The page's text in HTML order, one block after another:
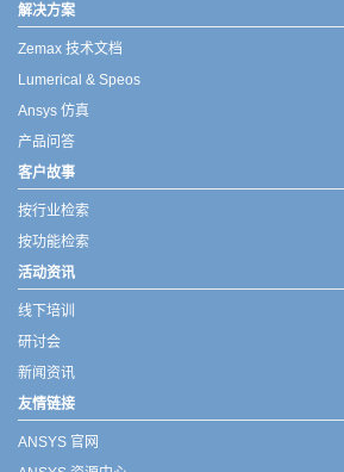
解决方案
Zemax 技术文档
Lumerical & Speos
Ansys 仿真
产品问答
客户故事
按行业检索
按功能检索
活动资讯
线下培训
研讨会
新闻资讯
友情链接
ANSYS 官网